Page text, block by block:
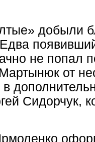
добыли
не попал
от
Сидорчук,